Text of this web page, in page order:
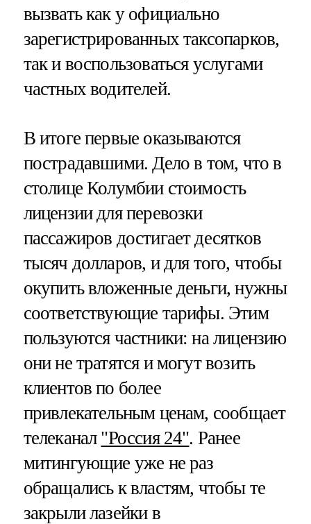
вызвать как у официально
зарегистрированных таксопарков,
так и воспользоваться услугами
частных водителей.
В итоге первые оказываются
пострадавшими. Дело в том, что в
столице Колумбии стоимость
лицензии для перевозки
пассажиров достигает десятков
тысяч долларов, и для того, чтобы
окупить вложенные деньги, нужны
соответствующие тарифы. Этим
пользуются частники: на лицензию
они не тратятся и могут возить
клиентов по более
привлекательным ценам, сообщает
телеканал "Россия 24". Ранее
митингующие уже не раз
обращались к властям, чтобы те
закрыли лазейки в